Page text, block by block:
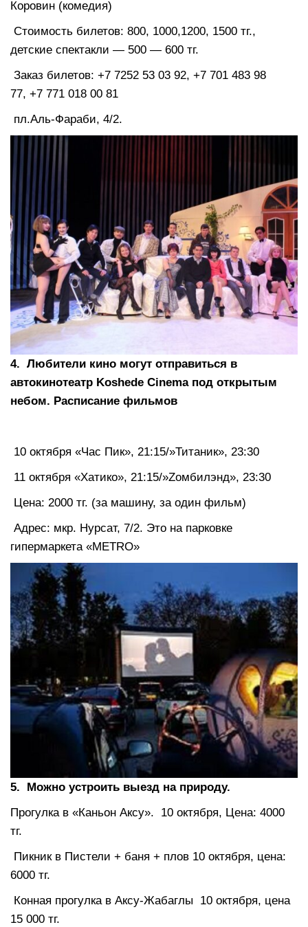
Коровин (комедия)
Стоимость билетов: 800, 1000,1200, 1500 тг.,
детские спектакли — 500 — 600 тг.
Заказ билетов: +7 7252 53 03 92, +7 701 483 98
77, +7 771 018 00 81
пл.Аль-Фараби, 4/2.
4. Любители кино могут отправиться в
автокинотеатр Koshede Сinema под открытым
небом. Расписание фильмов
10 октября «Час Пик», 21:15/»Титаник», 23:30
11 октября «Хатико», 21:15/»Zoмбилэнд», 23:30
Цена: 2000 тг. (за машину, за один фильм)
Адрес: мкр. Нурсат, 7/2. Это на парковке
гипермаркета «METRO»
5. Можно устроить выезд на природу.
Прогулка в «Каньон Аксу». 10 октября, Цена: 4000
тг.
Пикник в Пистели + баня + плов 10 октября, цена:
6000 тг.
Конная прогулка в Аксу-Жабаглы 10 октября, цена
15 000 тг.